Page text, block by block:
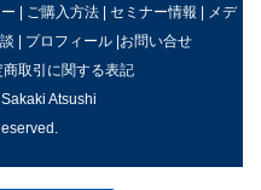
| ご購入方法 | セミナー情報 | メデ
| プロフィール|お問い合せ
商取引に関する表記
Atsushi